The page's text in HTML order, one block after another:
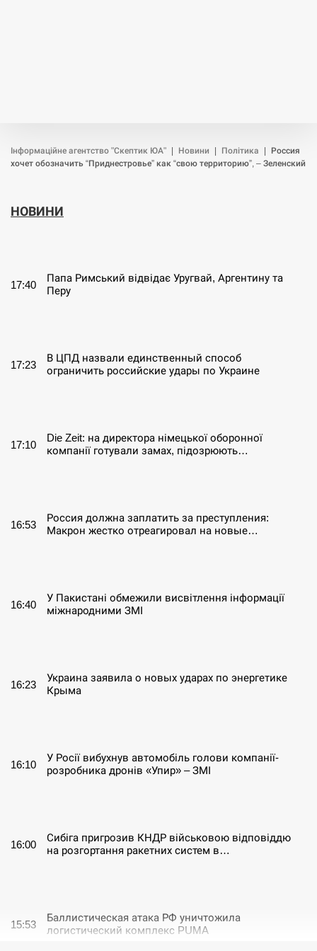
Інформаційне агентство "Скептик ЮА" Новини Політика
Россия
хочет обозначить “Приднестровье” как “свою территорию”, – Зеленский
НОВИНИ
17:40
Папа Римський відвідає Уругвай, Аргентину та
Перу
17:23
В ЦПД назвали единственный способ
ограничить российские удары по Украине
17:10
Die Zeit: на директора німецької оборонної
компанії готували замах, підозрюють…
16:53
Россия должна заплатить за преступления:
Макрон жестко отреагировал на новые…
16:40
У Пакистані обмежили висвітлення інформації
міжнародними ЗМІ
16:23
Украина заявила о новых ударах по энергетике
Крыма
16:10
У Росії вибухнув автомобіль голови компанії-
розробника дронів «Упир» – ЗМІ
16:00
Сибіга пригрозив КНДР військовою відповіддю
на розгортання ракетних систем в…
15:53
Баллистическая атака РФ уничтожила
логистический комплекс PUMA